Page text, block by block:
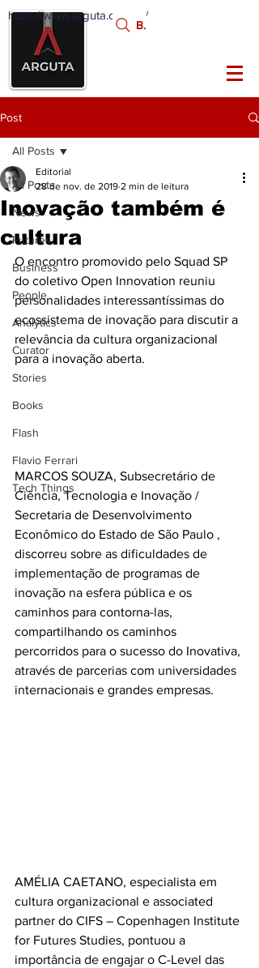
FATOS
https://www.arguta.com.br/
Busca:
Post
All Posts
News
Futures
Business
People
Analytics
Curator
Stories
Books
Flash
Flavio Ferrari
Tech Things
All Posts
Inovação também é
cultura
Editorial
28 de nov. de 2019 2 min de leitura
O encontro promovido pelo Squad SP
do coletivo Open Innovation reuniu
personalidades interessantíssimas do
ecossistema de inovação para discutir a
relevância da cultura organizacional
para a inovação aberta.
MARCOS SOUZA, Subsecretário de
Ciência, Tecnologia e Inovação /
Secretaria de Desenvolvimento
Econômico do Estado de São Paulo ,
discorreu sobre as dificuldades de
implementação de programas de
inovação na esfera pública e os
caminhos para contorna-las,
compartilhando os caminhos
percorridos para o sucesso do Inovativa,
através de parcerias com universidades
internacionais e grandes empresas.
AMÉLIA CAETANO, especialista em
cultura organizacional e associated
partner do CIFS – Copenhagen Institute
for Futures Studies, pontuou a
importância de engajar o C-Level das